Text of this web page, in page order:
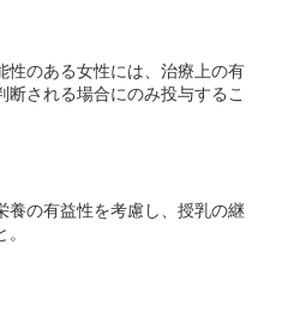
性のある女性には、治療上の有
される場合にのみ投与するこ
養の有益性を考慮し、授乳の継